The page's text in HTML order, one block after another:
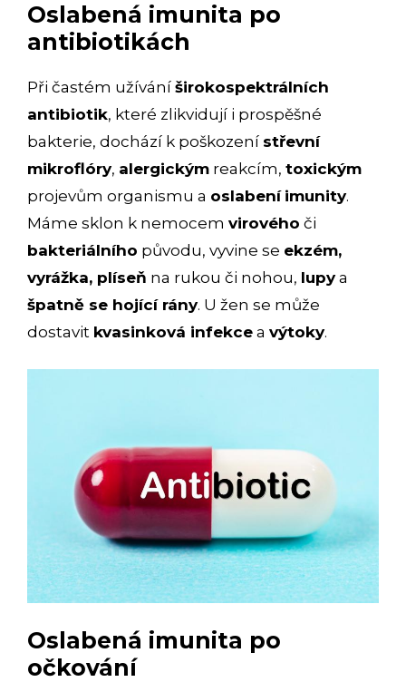
Oslabená imunita po
antibiotikách
Při častém užívání širokospektrálních
antibiotik, které zlikvidují i prospěšné
bakterie, dochází k poškození střevní
mikroflóry, alergickým reakcím, toxickým
projevům organismu a oslabení imunity.
Máme sklon k nemocem virového či
bakteriálního původu, vyvine se ekzém,
vyrážka, plíseň na rukou či nohou, lupya
špatně se hojící rány. U žen se může
dostavit kvasinková infekce a výtoky.
Oslabená imunita po
očkování